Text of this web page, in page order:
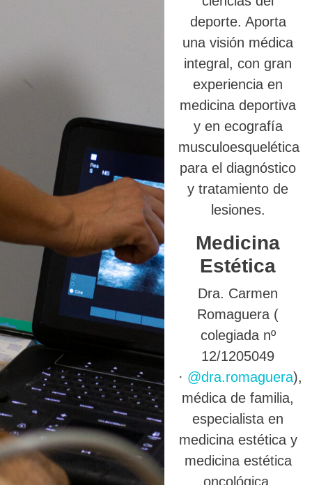
deporte. Aporta
una visión médica
integral, con gran
experiencia en
medicina deportiva
y en ecografía
musculoesquelética
para el diagnóstico
y tratamiento de
lesiones.
Medicina
Estética
Dra. Carmen
Romaguera (
colegiada nº
12/1205049
· @dra.romaguera),
médica de familia,
especialista en
medicina estética y
medicina estética
oncológica.